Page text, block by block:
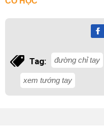
Tag: đường chỉ tay
xem tướng tay